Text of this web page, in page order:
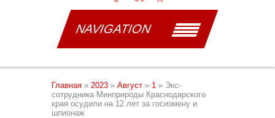
NAVIGATION
Главная » 2023 » Август » 1 » Экс-
сотрудника Минприроды Краснодарского
края осудили на 12 лет за госизмену и
шпионаж